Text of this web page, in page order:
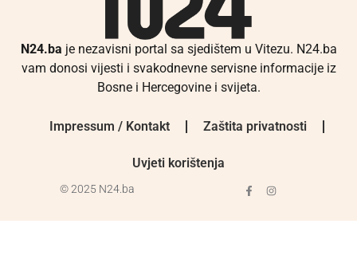
N24.ba je nezavisni portal sa sjedištem u Vitezu. N24.ba
vam donosi vijesti i svakodnevne servisne informacije iz
Bosne i Hercegovine i svijeta.
Impressum / Kontakt Zaštita privatnosti
Uvjeti korištenja
© 2025 N24.ba